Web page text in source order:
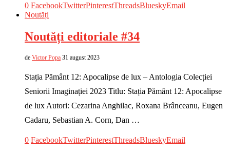
0 FacebookTwitterPinterestThreadsBlueskyEmail
Noutăți
Noutăți editoriale #34
de Victor Popa 31 august 2023
Stația Pământ 12: Apocalipse de lux – Antologia Colecției
Seniorii Imaginației 2023 Titlu: Stația Pământ 12: Apocalipse
de lux Autori: Cezarina Anghilac, Roxana Brânceanu, Eugen
Cadaru, Sebastian A. Corn, Dan …
0 FacebookTwitterPinterestThreadsBlueskyEmail